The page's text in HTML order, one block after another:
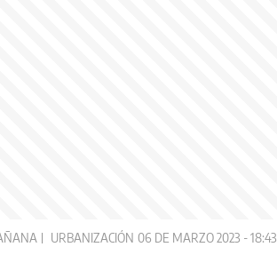
URBANIZACIÓN 06 DE MARZO 2023 - 18:43